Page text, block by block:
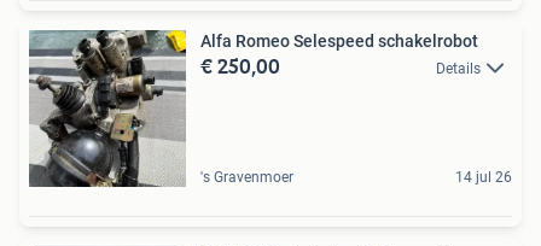
Alfa Romeo Selespeed schakelrobot
€ 250,00 Details
's Gravenmoer 14 jul 26